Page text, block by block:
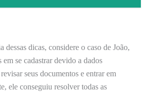
dessas dicas, considere o caso de João,
se cadastrar devido a dados
seus documentos e entrar em
ele conseguiu resolver todas as